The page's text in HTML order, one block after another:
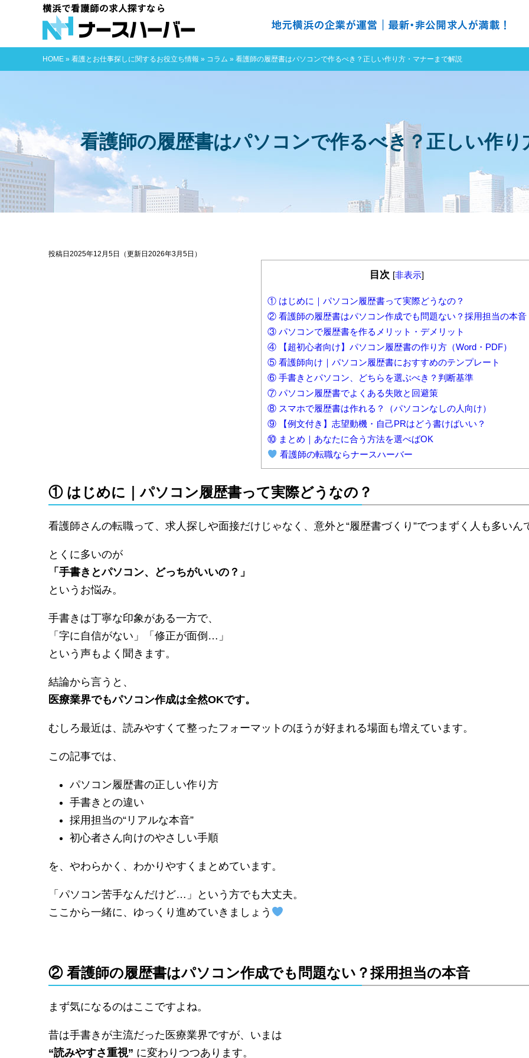
HOME » 看護とお仕事探しに関するお役立ち情報 » コラム » 看護師の履歴書はパソコンで作るべき？正しい作り方・マナーまで解説
看護師の履歴書はパソコンで作るべき？正しい作
投稿日2025年12月5日 （更新日2026年3月5日）
目次 [非表示]
① はじめに｜パソコン履歴書って実際どうなの？
② 看護師の履歴書はパソコン作成でも問題ない？採用担当の本音
③ パソコンで履歴書を作るメリット・デメリット
④ 【超初心者向け】パソコン履歴書の作り方（Word・PDF）
⑤ 看護師向け｜パソコン履歴書におすすめのテンプレート
⑥ 手書きとパソコン、どちらを選ぶべき？判断基準
⑦ パソコン履歴書でよくある失敗と回避策
⑧ スマホで履歴書は作れる？（パソコンなしの人向け）
⑨ 【例文付き】志望動機・自己PRはどう書けばいい？
⑩ まとめ｜あなたに合う方法を選べばOK
看護師の転職ならナースハーバー
① はじめに｜パソコン履歴書って実際どうなの？
看護師さんの転職って、求人探しや面接だけじゃなく、意外と“履歴書づくり”でつまずく人も多いん
とくに多いのが
「手書きとパソコン、どっちがいいの？」
というお悩み。
手書きは丁寧な印象がある一方で、
「字に自信がない」「修正が面倒…」
という声もよく聞きます。
結論から言うと、
医療業界でもパソコン作成は全然OKです。
むしろ最近は、読みやすくて整ったフォーマットのほうが好まれる場面も増えています。
この記事では、
パソコン履歴書の正しい作り方
手書きとの違い
採用担当の“リアルな本音”
初心者さん向けのやさしい手順
を、やわらかく、わかりやすくまとめています。
「パソコン苦手なんだけど…」という方でも大丈夫。
ここから一緒に、ゆっくり進めていきましょう
② 看護師の履歴書はパソコン作成でも問題ない？採用担当の本音
まず気になるのはここですよね。
昔は手書きが主流だった医療業界ですが、いまは
“読みやすさ重視” に変わりつつあります。